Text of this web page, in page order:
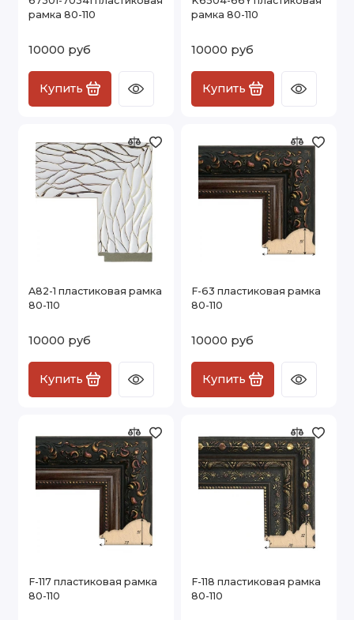
рамка 80-110
10000 руб
Купить
рамка 80-110
10000 руб
Купить
A82-1 пластиковая рамка
80-110
10000 руб
Купить
F-63 пластиковая рамка
80-110
10000 руб
Купить
F-117 пластиковая рамка
80-110
F-118 пластиковая рамка
80-110